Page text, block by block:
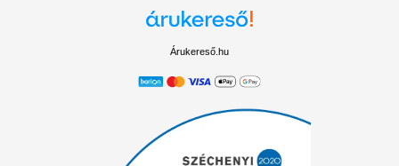
Árukereső.hu